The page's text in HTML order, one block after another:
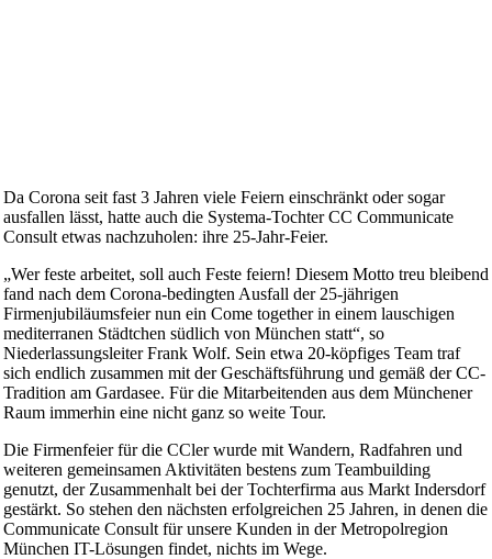
Da Corona seit fast 3 Jahren viele Feiern einschränkt oder sogar
ausfallen lässt, hatte auch die Systema-Tochter CC Communicate
Consult etwas nachzuholen: ihre 25-Jahr-Feier.
„Wer feste arbeitet, soll auch Feste feiern! Diesem Motto treu bleibend
fand nach dem Corona-bedingten Ausfall der 25-jährigen
Firmenjubiläumsfeier nun ein Come together in einem lauschigen
mediterranen Städtchen südlich von München statt“, so
Niederlassungsleiter Frank Wolf. Sein etwa 20-köpfiges Team traf
sich endlich zusammen mit der Geschäftsführung und gemäß der CC-
Tradition am Gardasee. Für die Mitarbeitenden aus dem Münchener
Raum immerhin eine nicht ganz so weite Tour.
Die Firmenfeier für die CCler wurde mit Wandern, Radfahren und
weiteren gemeinsamen Aktivitäten bestens zum Teambuilding
genutzt, der Zusammenhalt bei der Tochterfirma aus Markt Indersdorf
gestärkt. So stehen den nächsten erfolgreichen 25 Jahren, in denen die
Communicate Consult für unsere Kunden in der Metropolregion
München IT-Lösungen findet, nichts im Wege.